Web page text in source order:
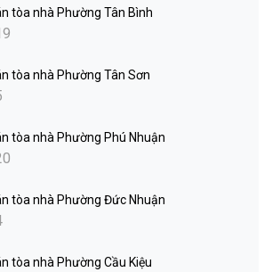
tòa nhà Phường Tân Bình
tòa nhà Phường Tân Sơn
tòa nhà Phường Phú Nhuận
tòa nhà Phường Đức Nhuận
tòa nhà Phường Cầu Kiệu